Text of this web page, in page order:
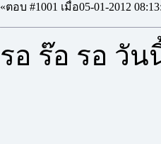
«ตอบ #1001 เมื่อ05-01-2012
รอ ร๊อ รอ วั